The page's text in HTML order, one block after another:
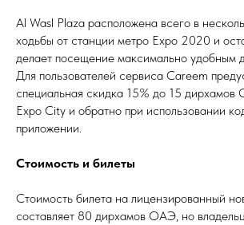
Al Wasl Plaza расположена всего в
ходьбы от станции метро Expo 2020 и
делает посещение максимально удобным
Для пользователей сервиса Careem
специальная скидка 15% до 15
Expo City и обратно при использовании
приложении.
Стоимость и билеты
Стоимость билета на лицензированный
составляет 80 дирхамов ОАЭ, но